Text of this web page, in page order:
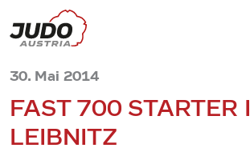
30. Mai 2014
FAST 700 STARTER
LEIBNITZ